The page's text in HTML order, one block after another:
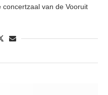
van de Vooruit